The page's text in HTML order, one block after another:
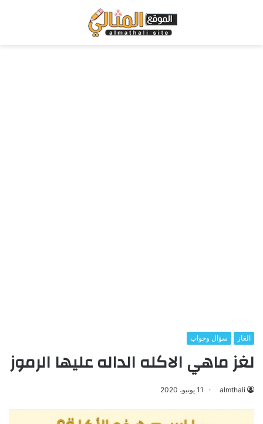
الغاز سؤال وجواب
لغز ماهي الاكله الداله عليها الرموز
almthali 11 يونيو، 2020